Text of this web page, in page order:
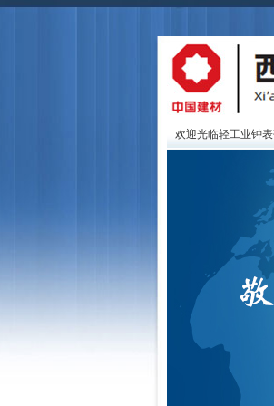
欢迎光临轻工业钟表